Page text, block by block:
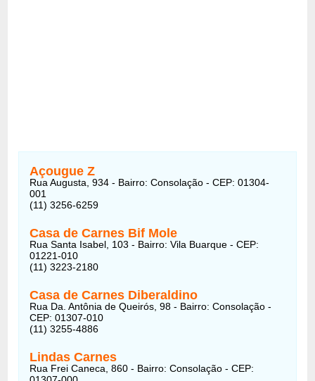
Açougue Z
Rua Augusta, 934 - Bairro: Consolação - CEP: 01304-
001
(11) 3256-6259
Casa de Carnes Bif Mole
Rua Santa Isabel, 103 - Bairro: Vila Buarque - CEP:
01221-010
(11) 3223-2180
Casa de Carnes Diberaldino
Rua Da. Antônia de Queirós, 98 - Bairro: Consolação -
CEP: 01307-010
(11) 3255-4886
Lindas Carnes
Rua Frei Caneca, 860 - Bairro: Consolação - CEP: